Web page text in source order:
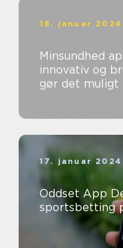
18. januar 2024
Minsundhed
innovativ og
gør det muligt
17. januar 2024
Oddset App Den ultimative guide til
sportsbetting